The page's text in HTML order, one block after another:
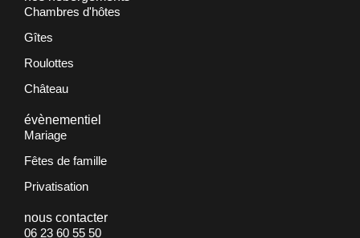
Chambres d'hôtes
Gîtes
Roulottes
Château
évènementiel
Mariage
Fêtes de famille
Privatisation
nous contacter
06 23 60 55 50